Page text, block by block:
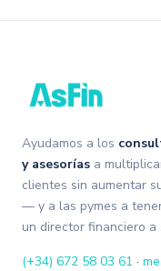
Ayudamos a los
y asesorías a
clientes sin aumentar
— y a las pymes a
un director financiero a
(+34) 672 58 03 61 ·